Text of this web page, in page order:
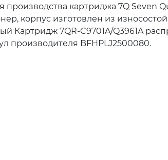
картриджа 7Q Seven
корпус изготовлен из
Картридж 7QR-C9701A/Q3961A
производителя BFHPLJ2500080.